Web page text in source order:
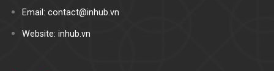
Email: contact@inhub.vn
Website: inhub.vn